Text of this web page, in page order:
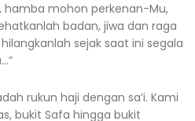
hamba mohon perkenan-Mu,
badan, jiwa dan raga
sejak saat ini segala
rukun haji dengan sa’i. Kami
bukit Safa hingga bukit